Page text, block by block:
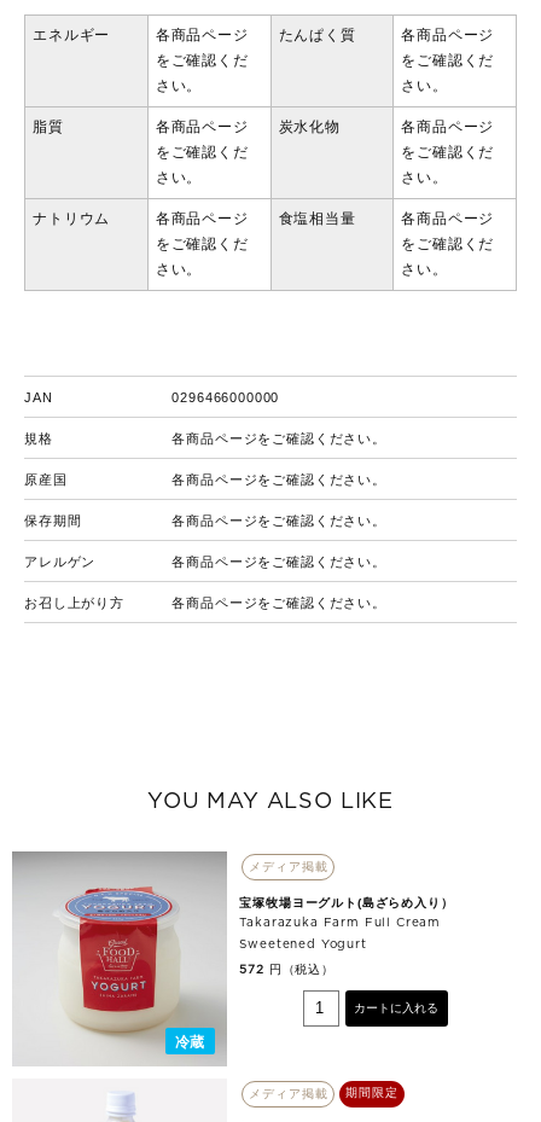
エネルギー
各商品ページ
をご確認くだ
さい。
たんぱく質
各商品ページ
をご確認くだ
さい。
脂質
各商品ページ
をご確認くだ
さい。
炭水化物
各商品ページ
をご確認くだ
さい。
ナトリウム
各商品ページ
をご確認くだ
さい。
食塩相当量
各商品ページ
をご確認くだ
さい。
JAN 0296466000000
規格 各商品ページをご確認ください。
原産国 各商品ページをご確認ください。
保存期間 各商品ページをご確認ください。
アレルゲン 各商品ページをご確認ください。
お召し上がり方 各商品ページをご確認ください。
YOU MAY ALSO LIKE
冷蔵
メディア掲載
宝塚牧場ヨーグルト(島ざらめ入り）
Takarazuka Farm Full Cream
Sweetened Yogurt
572 円（税込）
カートに入れる
メディア掲載 期間限定